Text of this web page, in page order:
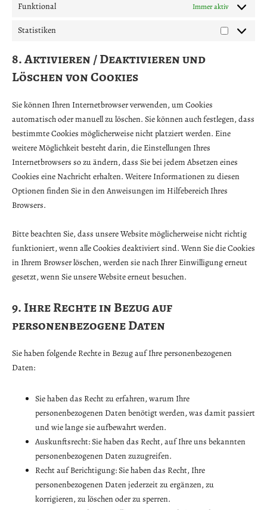
Funktional Immer aktiv
Statistiken
Statistiken
8. Aktivieren / Deaktivieren und
Löschen von Cookies
Sie können Ihren Internetbrowser verwenden, um Cookies
automatisch oder manuell zu löschen. Sie können auch festlegen, dass
bestimmte Cookies möglicherweise nicht platziert werden. Eine
weitere Möglichkeit besteht darin, die Einstellungen Ihres
Internetbrowsers so zu ändern, dass Sie bei jedem Absetzen eines
Cookies eine Nachricht erhalten. Weitere Informationen zu diesen
Optionen finden Sie in den Anweisungen im Hilfebereich Ihres
Browsers.
Bitte beachten Sie, dass unsere Website möglicherweise nicht richtig
funktioniert, wenn alle Cookies deaktiviert sind. Wenn Sie die Cookies
in Ihrem Browser löschen, werden sie nach Ihrer Einwilligung erneut
gesetzt, wenn Sie unsere Website erneut besuchen.
9. Ihre Rechte in Bezug auf
personenbezogene Daten
Sie haben folgende Rechte in Bezug auf Ihre personenbezogenen
Daten:
Sie haben das Recht zu erfahren, warum Ihre
personenbezogenen Daten benötigt werden, was damit passiert
und wie lange sie aufbewahrt werden.
Auskunftsrecht: Sie haben das Recht, auf Ihre uns bekannten
personenbezogenen Daten zuzugreifen.
Recht auf Berichtigung: Sie haben das Recht, Ihre
personenbezogenen Daten jederzeit zu ergänzen, zu
korrigieren, zu löschen oder zu sperren.